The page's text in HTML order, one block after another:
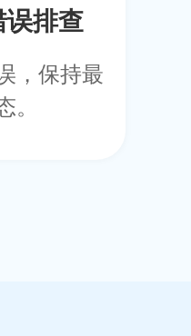
误排查
，保持最
。